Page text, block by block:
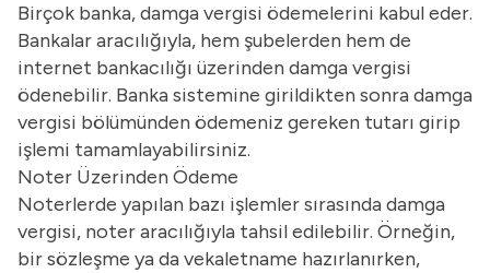
Birçok banka, damga vergisi ödemelerini kabul eder.
Bankalar aracılığıyla, hem şubelerden hem de
internet bankacılığı üzerinden damga vergisi
ödenebilir. Banka sistemine girildikten sonra damga
vergisi bölümünden ödemeniz gereken tutarı girip
işlemi tamamlayabilirsiniz.
Noter Üzerinden Ödeme
Noterlerde yapılan bazı işlemler sırasında damga
vergisi, noter aracılığıyla tahsil edilebilir. Örneğin,
bir sözleşme ya da vekaletname hazırlanırken,